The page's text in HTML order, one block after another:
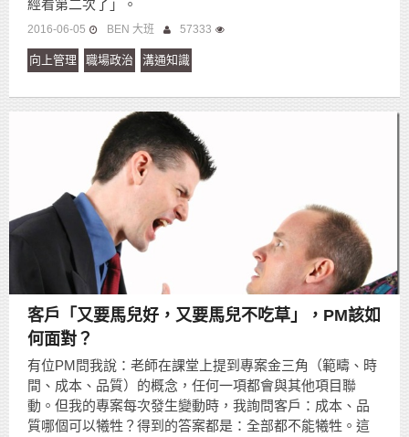
經看第二次了」。
2016-06-05 BEN 大班 57333
向上管理 職場政治 溝通知識
客戶「又要馬兒好，又要馬兒不吃草」，PM該如
何面對？
有位PM問我說：老師在課堂上提到專案金三角（範疇、時
間、成本、品質）的概念，任何一項都會與其他項目聯
動。但我的專案每次發生變動時，我詢問客戶：成本、品
質哪個可以犧牲？得到的答案都是：全部都不能犧牲。這